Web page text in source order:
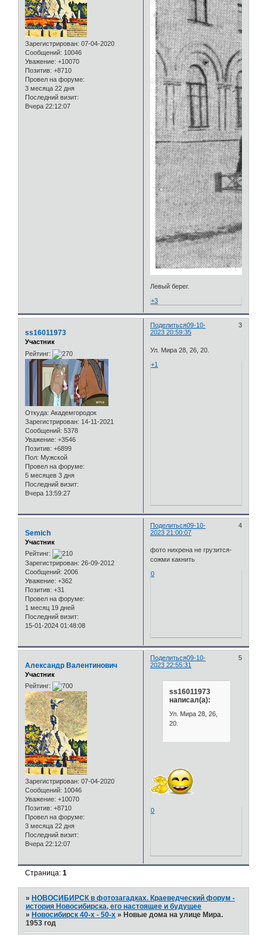
Зарегистрирован: 07-04-2020
Сообщений: 10046
Уважение: +10070
Позитив: +8710
Провел на форуме:
3 месяца 22 дня
Последний визит:
Вчера 22:12:07
Левый берег.
+3
Поделиться 3
09-10-
2023 20:59:35
ss16011973
Участник
Рейтинг:
Откуда: Академгородок
Зарегистрирован: 14-11-2021
Сообщений: 5378
Уважение: +3546
Позитив: +6899
Пол: Мужской
Провел на форуме:
5 месяцев 3 дня
Последний визит:
Вчера 13:59:27
Ул. Мира 28, 26, 20.
+1
Поделиться 4
09-10-
2023 21:00:07
Semich
Участник
Рейтинг:
Зарегистрирован: 26-09-2012
Сообщений: 2006
Уважение: +362
Позитив: +31
Провел на форуме:
1 месяц 19 дней
Последний визит:
15-01-2024 01:48:08
фото нихрена не грузится-
сожми какнить
0
Поделиться 5
09-10-
2023 22:55:31
Александр Валентинович
Участник
Рейтинг:
Зарегистрирован: 07-04-2020
Сообщений: 10046
Уважение: +10070
Позитив: +8710
Провел на форуме:
3 месяца 22 дня
Последний визит:
Вчера 22:12:07
ss16011973
написал(а):
Ул. Мира 28, 26,
20.
0
Страница:1
»НОВОСИБИРСК в фотозагадках. Краеведческий форум -
история Новосибирска, его настоящее и будущее
»Новосибирск 40-х - 50-х »Новые дома на улице Мира.
1953 год